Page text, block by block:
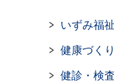
いずみ福
健康づくり
健診・検査